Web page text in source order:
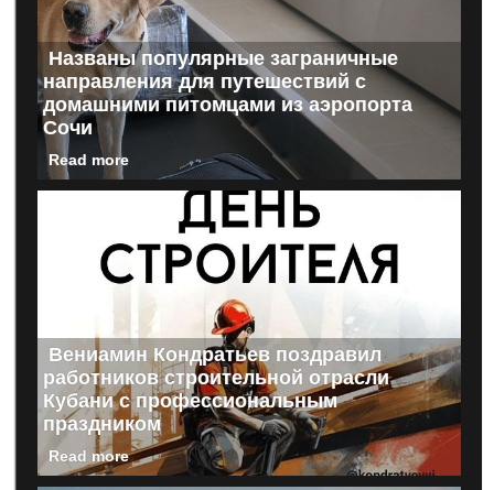
Названы популярные заграничные
направления для путешествий с
домашними питомцами из аэропорта
Сочи
Read more
Вениамин Кондратьев поздравил
работников строительной отрасли
Кубани с профессиональным
праздником
Read more